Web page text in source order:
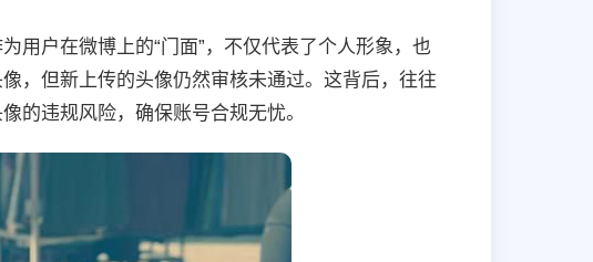
用户在微博上的“门面”，不仅代表了个人形象，也
，但新上传的头像仍然审核未通过。这背后，往往
的违规风险，确保账号合规无忧。